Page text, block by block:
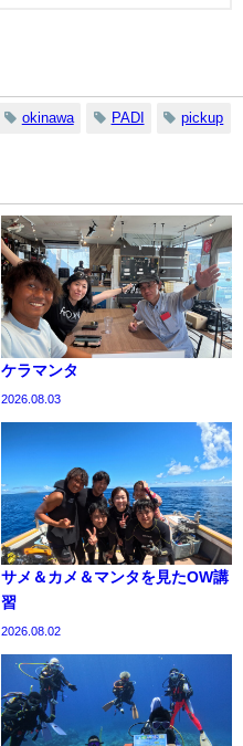
okinawa PADI pickup
ケラマンタ
2026.08.03
サメ＆カメ＆マンタを見たOW講
習
2026.08.02